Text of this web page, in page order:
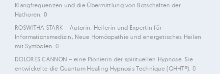
Klangfrequenzen und die Übermittlung von Botschaften der
Hathoren. 0
ROSWITHA STARK – Autorin, Heilerin und Expertin für
Informationsmedizin, Neue Homöopathie und energetisches Heilen
mit Symbolen. 0
DOLORES CANNON – eine Pionierin der spirituellen Hypnose. Sie
entwickelte die Quantum Healing Hypnosis Technique (QHHT®). 0